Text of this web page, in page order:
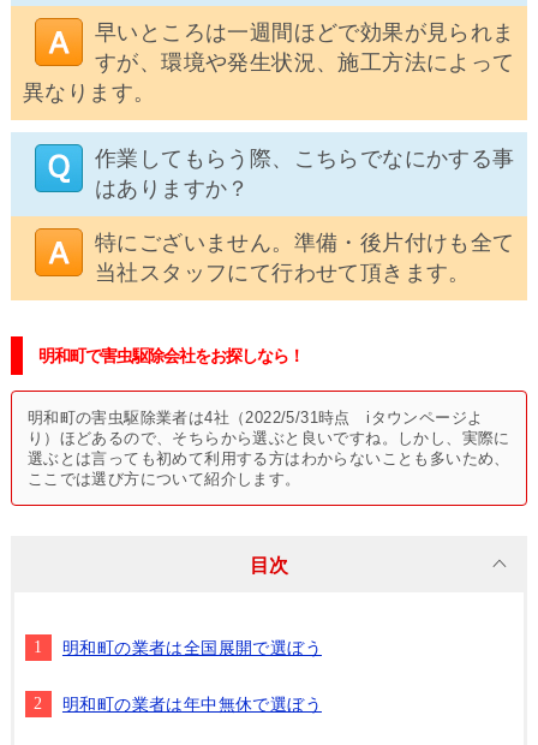
早いところは一週間ほどで効果が見られま
すが、環境や発生状況、施工方法によって
異なります。
作業してもらう際、こちらでなにかする事
はありますか？
特にございません。準備・後片付けも全て
当社スタッフにて行わせて頂きます。
明和町で害虫駆除会社をお探しなら！
明和町の害虫駆除業者は4社（2022/5/31時点 iタウンページよ
り）ほどあるので、そちらから選ぶと良いですね。しかし、実際に
選ぶとは言っても初めて利用する方はわからないことも多いため、
ここでは選び方について紹介します。
目次
明和町の業者は全国展開で選ぼう
明和町の業者は年中無休で選ぼう